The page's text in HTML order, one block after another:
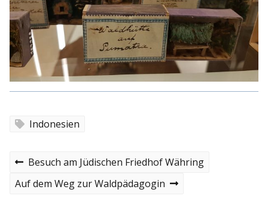
Indonesien
B
e
P
e
Besuch am Jüdischen Friedhof Währing
N
Auf dem Weg zur Waldpädagogin